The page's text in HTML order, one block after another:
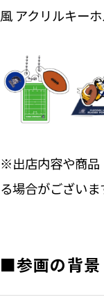
風 アクリルキー
※出店内容や商品
る場合がございま
■参画の背景